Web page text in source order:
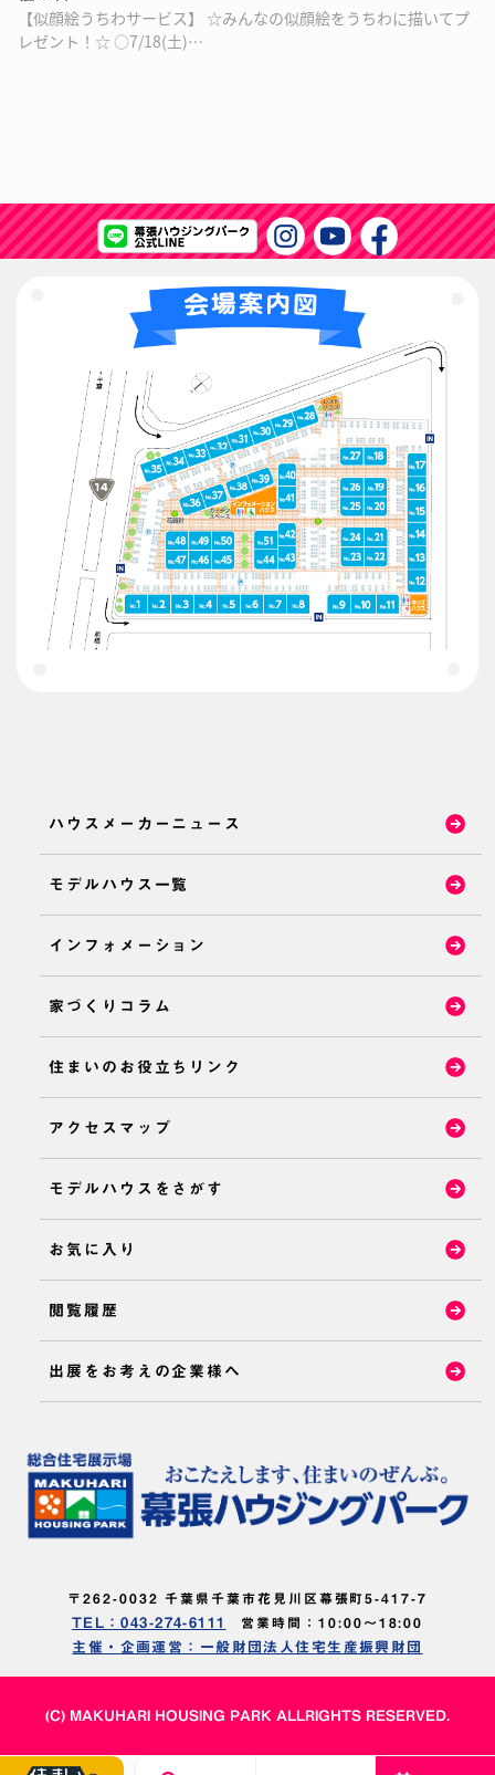
【似顔絵うちわサービス】 ☆みんなの似顔絵をうちわに描いてプ
レゼント！☆ ○7/18(土)…
ハウスメーカーニュース
モデルハウス一覧
インフォメーション
家づくりコラム
住まいのお役立ちリンク
アクセスマップ
モデルハウスをさがす
お気に入り
閲覧履歴
出展をお考えの企業様へ
〒262-0032 千葉県千葉市花見川区幕張町5-417-7
TEL：043-274-6111 営業時間：10:00～18:00
主催・企画運営：一般財団法人住宅生産振興財団
(C) MAKUHARI HOUSING PARK ALLRIGHTS RESERVED.